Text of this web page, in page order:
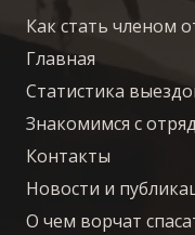
Как стать членом
Главная
Статистика
Знакомимся с
Контакты
Новости и
О чем ворчат